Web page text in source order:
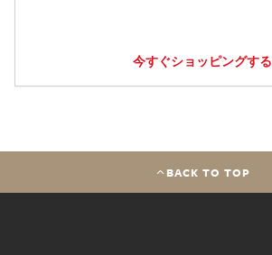
今すぐショッピングする
BACK TO TOP